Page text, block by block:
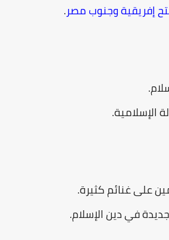
وجنوب مصر.
على غنائم كثيرة.
فيدين الإسلام.